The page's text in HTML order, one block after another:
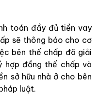
toán đầy đủ tiền vay
sẽ thông báo cho cơ
bên thế chấp đã giải
hợp đồng thế chấp và
sở hữu nhà ở cho bên
luật.